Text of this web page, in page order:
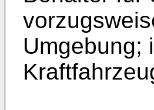
Umgebung;